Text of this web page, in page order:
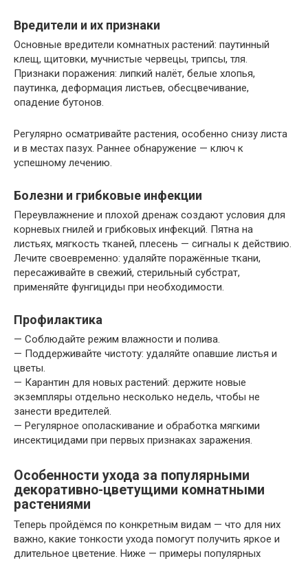
Вредители и их признаки
Основные вредители комнатных растений: паутинный
клещ, щитовки, мучнистые червецы, трипсы, тля.
Признаки поражения: липкий налёт, белые хлопья,
паутинка, деформация листьев, обесцвечивание,
опадение бутонов.
Регулярно осматривайте растения, особенно снизу листа
и в местах пазух. Раннее обнаружение — ключ к
успешному лечению.
Болезни и грибковые инфекции
Переувлажнение и плохой дренаж создают условия для
корневых гнилей и грибковых инфекций. Пятна на
листьях, мягкость тканей, плесень — сигналы к действию.
Лечите своевременно: удаляйте поражённые ткани,
пересаживайте в свежий, стерильный субстрат,
применяйте фунгициды при необходимости.
Профилактика
— Соблюдайте режим влажности и полива.
— Поддерживайте чистоту: удаляйте опавшие листья и
цветы.
— Карантин для новых растений: держите новые
экземпляры отдельно несколько недель, чтобы не
занести вредителей.
— Регулярное ополаскивание и обработка мягкими
инсектицидами при первых признаках заражения.
Особенности ухода за популярными
декоративно-цветущими комнатными
растениями
Теперь пройдёмся по конкретным видам — что для них
важно, какие тонкости ухода помогут получить яркое и
длительное цветение. Ниже — примеры популярных